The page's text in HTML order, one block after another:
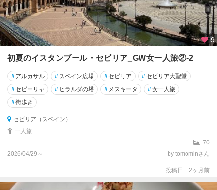
9
初夏のイスタンブール・セビリア_GW女一人旅②-2
# アルカサル # スペイン広場 #セビリア #セビリア大聖堂
#セビーリャ # ヒラルダの塔 # メスキータ #女一人旅
#街歩き
セビリア（スペイン）
一人旅
70
2026/04/29～
by tomominさん
投稿日：2ヶ月前